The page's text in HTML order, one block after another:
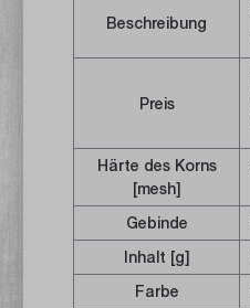
Beschreibung
Preis
Härte des Korns
[mesh]
Gebinde
Inhalt [g]
Farbe